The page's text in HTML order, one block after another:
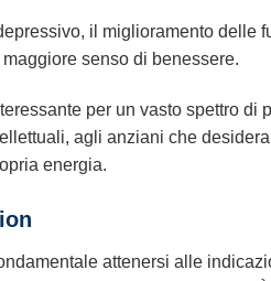
il miglioramento delle
senso di benessere.
per un vasto spettro
agli anziani che
energia.
attenersi alle